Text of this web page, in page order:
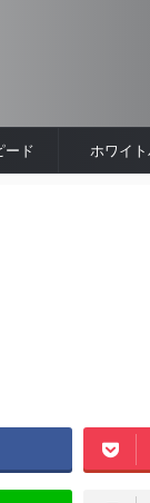
ード ホワイ